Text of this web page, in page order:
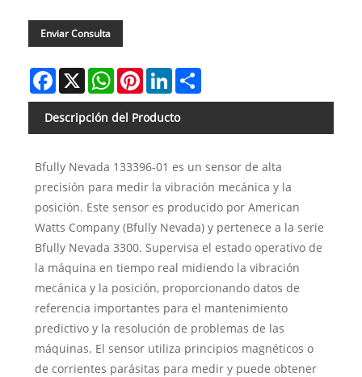
Enviar Consulta
Facebook
X WhatsAppPinterestLinkedIn
Descripción del Producto
Bfully Nevada 133396-01 es un sensor de alta
precisión para medir la vibración mecánica y la
posición. Este sensor es producido por American
Watts Company (Bfully Nevada) y pertenece a la serie
Bfully Nevada 3300. Supervisa el estado operativo de
la máquina en tiempo real midiendo la vibración
mecánica y la posición, proporcionando datos de
referencia importantes para el mantenimiento
predictivo y la resolución de problemas de las
máquinas. El sensor utiliza principios magnéticos o
de corrientes parásitas para medir y puede obtener